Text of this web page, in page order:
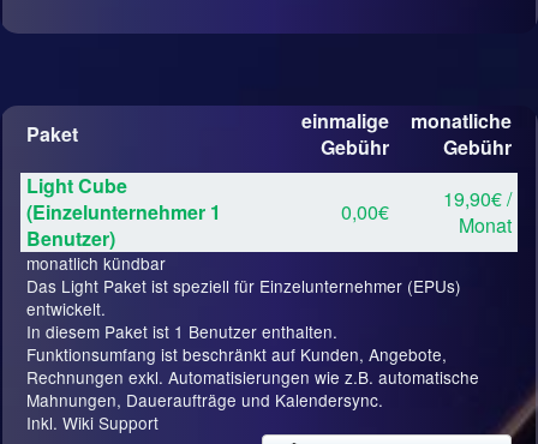
Paket
einmalige
Gebühr
monatliche
Gebühr
Light Cube
(Einzelunternehmer 1
Benutzer)
0,00€
19,90€ /
Monat
monatlich kündbar
Das Light Paket ist speziell für Einzelunternehmer (EPUs)
entwickelt.
In diesem Paket ist 1 Benutzer enthalten.
Funktionsumfang ist beschränkt auf Kunden, Angebote,
Rechnungen exkl. Automatisierungen wie z.B. automatische
Mahnungen, Daueraufträge und Kalendersync.
Inkl. Wiki Support